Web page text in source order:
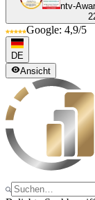
ntv-
Google: 4,9/5
DE
Ansicht